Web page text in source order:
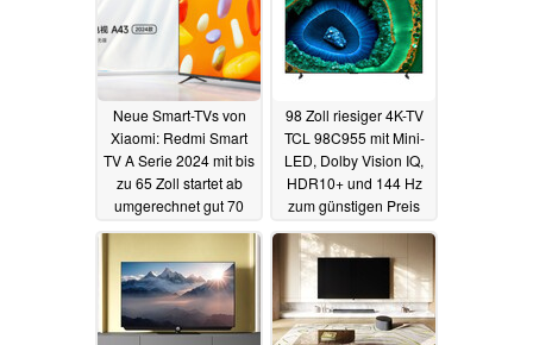
Neue Smart-TVs von
Xiaomi: Redmi Smart
TV A Serie 2024 mit bis
zu 65 Zoll startet ab
umgerechnet gut 70
23.07.2023
98 Zoll riesiger 4K-TV
TCL 98C955 mit Mini-
LED, Dolby Vision IQ,
HDR10+ und 144 Hz
zum günstigen Preis
22.07.2023